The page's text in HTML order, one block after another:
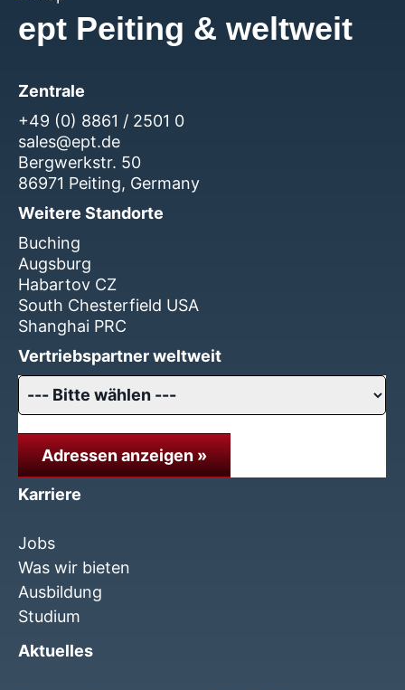
ept Peiting & weltweit
Zentrale
+49 (0) 8861 / 2501 0
sales@ept.de
Bergwerkstr. 50
86971 Peiting, Germany
Weitere Standorte
Buching
Augsburg
Habartov CZ
South Chesterfield USA
Shanghai PRC
Vertriebspartner weltweit
Adressen anzeigen »
Karriere
Jobs
Was wir bieten
Ausbildung
Studium
Aktuelles